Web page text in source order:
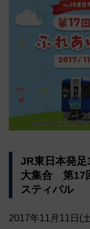
JR東日本発
大集合 第17
スティバル
2017年11月11日(